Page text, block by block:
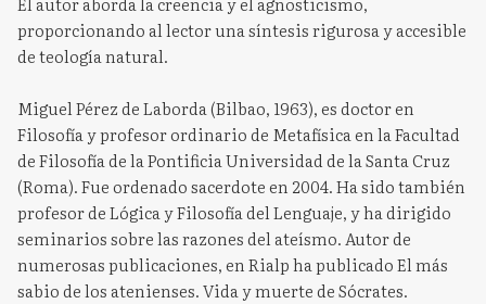
proporcionando al lector una síntesis rigurosa y accesible
de teología natural.
Miguel Pérez de Laborda (Bilbao, 1963), es doctor en
Filosofía y profesor ordinario de Metafísica en la Facultad
de Filosofía de la Pontificia Universidad de la Santa Cruz
(Roma). Fue ordenado sacerdote en 2004. Ha sido también
profesor de Lógica y Filosofía del Lenguaje, y ha dirigido
seminarios sobre las razones del ateísmo. Autor de
numerosas publicaciones, en Rialp ha publicado El más
sabio de los atenienses. Vida y muerte de Sócrates.